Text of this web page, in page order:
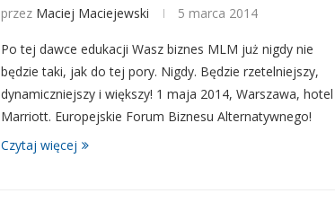
przez Maciej Maciejewski 5 marca 2014
Po tej dawce edukacji Wasz biznes MLM już nigdy nie
będzie taki, jak do tej pory. Nigdy. Będzie rzetelniejszy,
dynamiczniejszy i większy! 1 maja 2014, Warszawa, hotel
Marriott. Europejskie Forum Biznesu Alternatywnego!
Czytaj więcej